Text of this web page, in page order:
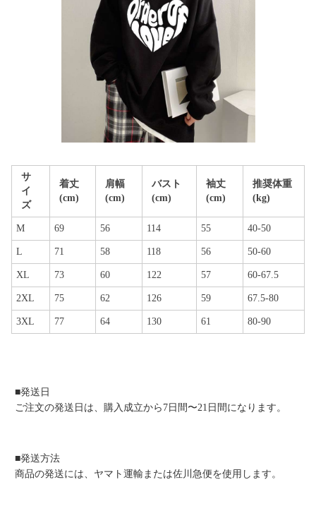
サ
イ
ズ
着丈
(cm)
肩幅
(cm)
バスト
(cm)
袖丈
(cm)
推奨体重
(kg)
M 69 56 114 55 40-50
L 71 58 118 56 50-60
XL 73 60 122 57 60-67.5
2XL 75 62 126 59 67.5-80
3XL 77 64 130 61 80-90
■発送日
ご注文の発送日は、購入成立から7日間〜21日間になります。
■発送方法
商品の発送には、ヤマト運輸または佐川急便を使用します。